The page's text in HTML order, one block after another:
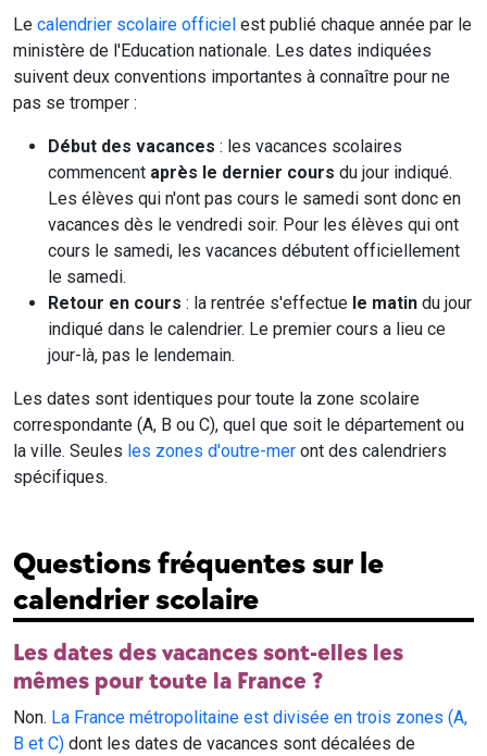
Le calendrier scolaire officiel est publié chaque année par le
ministère de l'Education nationale. Les dates indiquées
suivent deux conventions importantes à connaître pour ne
pas se tromper :
Début des vacances : les vacances scolaires
commencent après le dernier cours du jour indiqué.
Les élèves qui n'ont pas cours le samedi sont donc en
vacances dès le vendredi soir. Pour les élèves qui ont
cours le samedi, les vacances débutent officiellement
le samedi.
Retour en cours : la rentrée s'effectue le matin du jour
indiqué dans le calendrier. Le premier cours a lieu ce
jour-là, pas le lendemain.
Les dates sont identiques pour toute la zone scolaire
correspondante (A, B ou C), quel que soit le département ou
la ville. Seules les zones d'outre-mer ont des calendriers
spécifiques.
Questions fréquentes sur le
calendrier scolaire
Les dates des vacances sont-elles les
mêmes pour toute la France ?
Non. La France métropolitaine est divisée en trois zones (A,
B et C) dont les dates de vacances sont décalées de